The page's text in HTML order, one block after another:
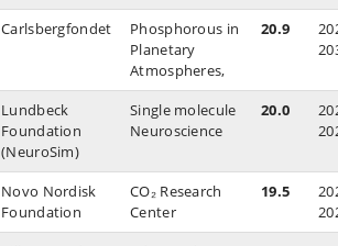
Carlsbergfondet
Phosphorous in
Planetary
Atmospheres,
20.9
Lundbeck
Foundation
(NeuroSim)
Single molecule
Neuroscience
20.0
Novo Nordisk
Foundation
CO₂ Research
Center
19.5